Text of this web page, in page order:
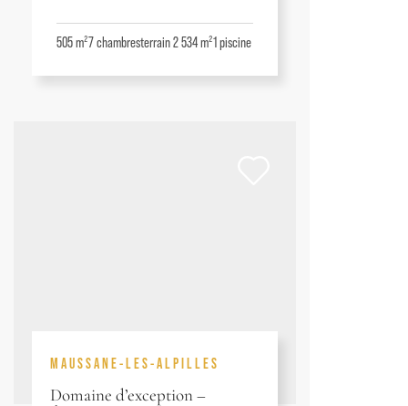
505 m²7chambresterrain 2 534 m²1piscine
MAUSSANE-LES-ALPILLES
Domaine d’exception –